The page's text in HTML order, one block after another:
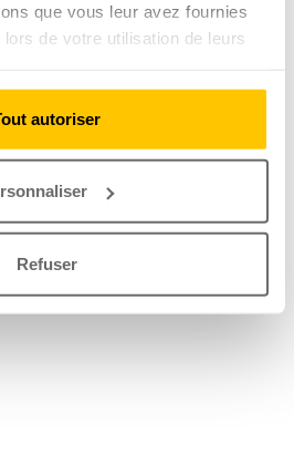
que vous leur avez fournies
de votre utilisation de leurs
autoriser
Refuser